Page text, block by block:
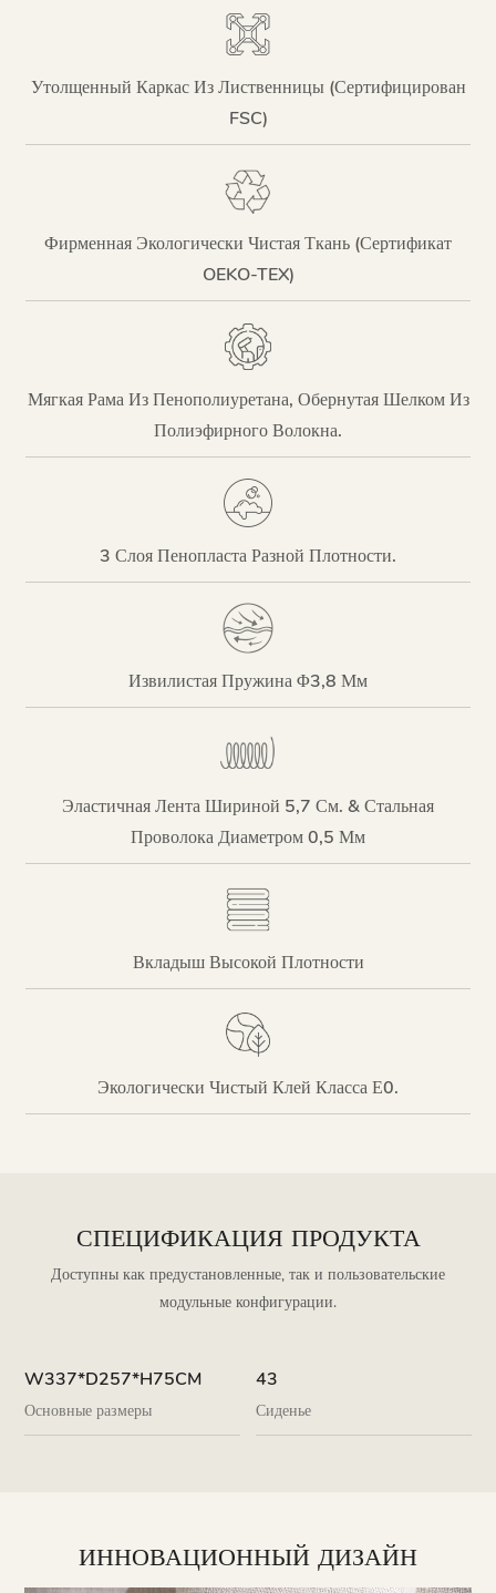
Утолщенный Каркас Из Лиственницы (сертифицирован
FSC)
Фирменная Экологически Чистая Ткань (сертификат
OEKO-TEX)
Мягкая Рама Из Пенополиуретана, Обернутая Шелком Из
Полиэфирного Волокна.
3 Слоя Пенопласта Разной Плотности.
Извилистая Пружина Φ3,8 Мм
Эластичная Лента Шириной 5,7 См. & Стальная
Проволока Диаметром 0,5 Мм
Вкладыш Высокой Плотности
Экологически Чистый Клей Класса Е0.
СПЕЦИФИКАЦИЯ ПРОДУКТА
Доступны как предустановленные, так и пользовательские
модульные конфигурации.
W337*D257*H75CM
Основные размеры
43
Сиденье
ИННОВАЦИОННЫЙ ДИЗАЙН